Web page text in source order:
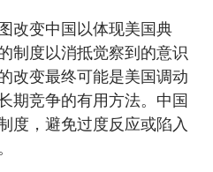
改变中国以体现美国典
制度以消抵觉察到的意识
改变最终可能是美国调动
期竞争的有用方法。中国
度，避免过度反应或陷入